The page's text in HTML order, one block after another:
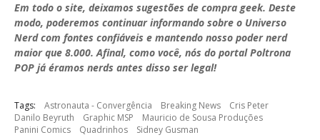
Em todo o site, deixamos sugestões de compra geek. Deste
modo, poderemos continuar informando sobre o Universo
Nerd com fontes confiáveis e mantendo nosso poder nerd
maior que 8.000. Afinal, como você, nós do portal Poltrona
POP já éramos nerds antes disso ser legal!
Tags: Astronauta - Convergência Breaking News
Cris Peter
Danilo Beyruth
Graphic MSP
Mauricio de Sousa Produções
Panini Comics
Quadrinhos Sidney Gusman